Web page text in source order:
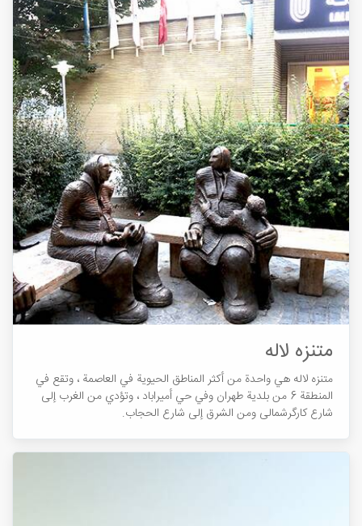
متنزه لاله
متنزه لاله هي واحدة من أكثر المناطق الحيوية في العاصمة ، وتقع في
المنطقة 6 من بلدية طهران وفي حي أميراباد ، وتؤدي من الغرب إلى
شارع کارگرشمالی ومن الشرق إلى شارع الحجاب.